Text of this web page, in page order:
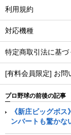
利用規約
対応機種
特定商取引法に基づ
[有料会員限定] お問
プロ野球の前後の記事
《新庄ビッグボ
ンバートも驚かな